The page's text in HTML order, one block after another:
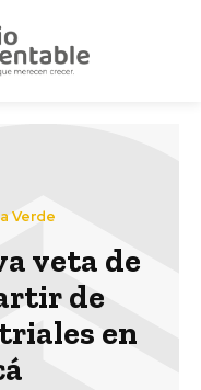
Verde
veta de
de
en